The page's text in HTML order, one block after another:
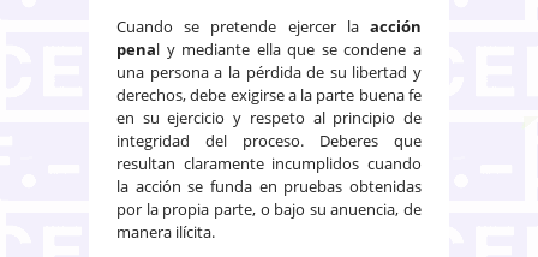
Cuando se pretende ejercer la acción
penal y mediante ella que se condene a
una persona a la pérdida de su libertad y
derechos, debe exigirse a la parte buena fe
en su ejercicio y respeto al principio de
integridad del proceso. Deberes que
resultan claramente incumplidos cuando
la acción se funda en pruebas obtenidas
por la propia parte, o bajo su anuencia, de
manera ilícita.